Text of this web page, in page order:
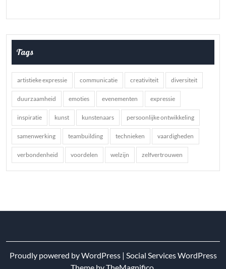
Tags
artistieke expressie communicatie creativiteit diversiteit
duurzaamheid emoties evenementen expressie
inspiratie kunst kunstenaars persoonlijke ontwikkeling
samenwerking teambuilding technieken vaardigheden
verbondenheid voordelen welzijn zelfvertrouwen
Proudly powered by WordPress | Social Services WordPress